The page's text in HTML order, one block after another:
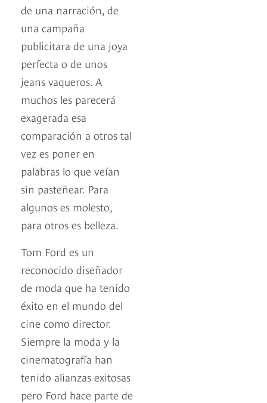
de una narración, de
una campaña
publicitara de una joya
perfecta o de unos
jeans vaqueros. A
muchos les parecerá
exagerada esa
comparación a otros tal
vez es poner en
palabras lo que veían
sin pasteñear. Para
algunos es molesto,
para otros es belleza.
Tom Ford es un
reconocido diseñador
de moda que ha tenido
éxito en el mundo del
cine como director.
Siempre la moda y la
cinematografía han
tenido alianzas exitosas
pero Ford hace parte de